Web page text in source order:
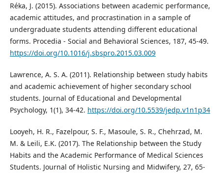
Réka, J. (2015). Associations between academic performance,
academic attitudes, and procrastination in a sample of
undergraduate students attending different educational
forms. Procedia - Social and Behavioral Sciences, 187, 45-49.
https://doi.org/10.1016/j.sbspro.2015.03.009
Lawrence, A. S. A. (2011). Relationship between study habits
and academic achievement of higher secondary school
students. Journal of Educational and Developmental
Psychology, 1(1), 34-42. https://doi.org/10.5539/jedp.v1n1p34
Looyeh, H. R., Fazelpour, S. F., Masoule, S. R., Chehrzad, M.
M. & Leili, E.K. (2017). The Relationship between the Study
Habits and the Academic Performance of Medical Sciences
Students. Journal of Holistic Nursing and Midwifery, 27, 65-